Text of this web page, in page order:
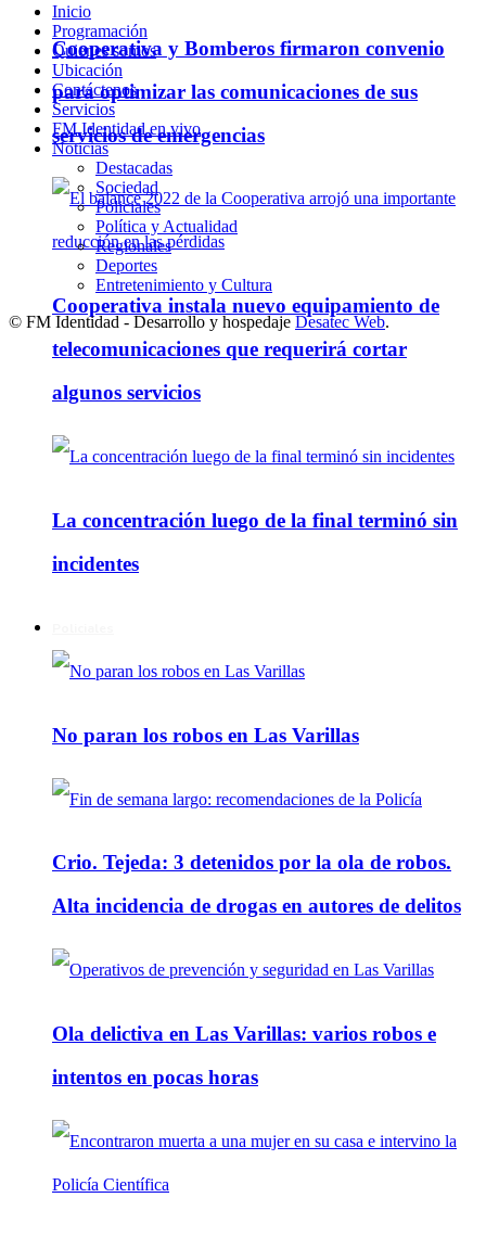
Cooperativa y Bomberos firmaron convenio
para optimizar las comunicaciones de sus
servicios de emergencias
Cooperativa instala nuevo equipamiento de
telecomunicaciones que requerirá cortar
algunos servicios
La concentración luego de la final terminó sin
incidentes
No paran los robos en Las Varillas
Crio. Tejeda: 3 detenidos por la ola de robos.
Alta incidencia de drogas en autores de delitos
Ola delictiva en Las Varillas: varios robos e
intentos en pocas horas
Inicio
Programación
Quienes somos
Ubicación
Contáctenos
Servicios
FM Identidad en vivo
Noticias
Destacadas
Sociedad
Policiales
Política y Actualidad
Regionales
Deportes
Entretenimiento y Cultura
© FM Identidad - Desarrollo y hospedaje Desatec Web.